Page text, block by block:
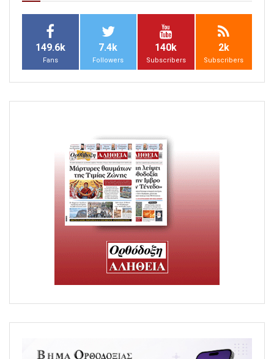
149.6k
Fans
7.4k
Followers
140k
Subscribers
2k
Subscribers